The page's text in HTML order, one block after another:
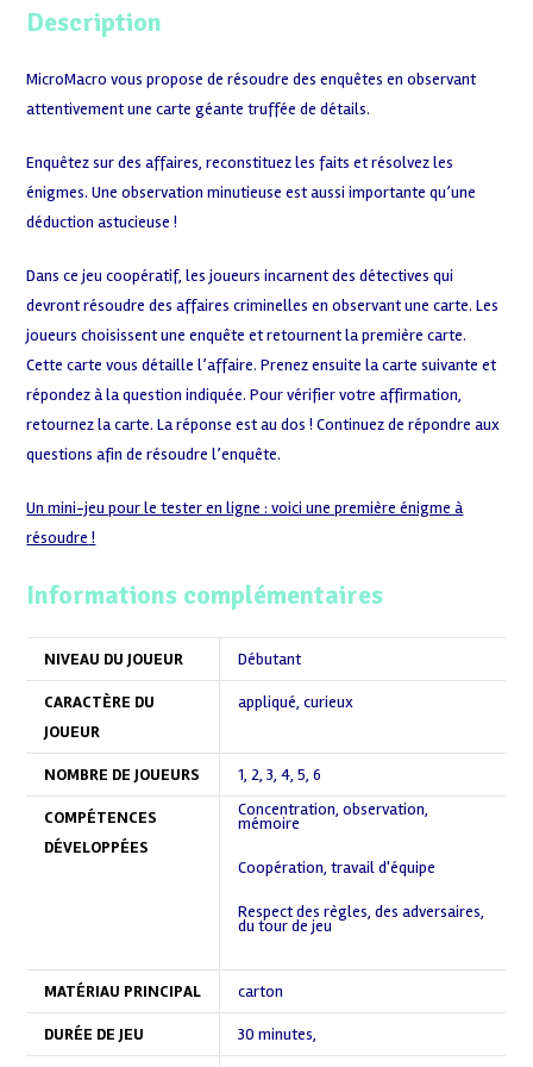
Description
MicroMacro vous propose de résoudre des enquêtes en observant
attentivement une carte géante truffée de détails.
Enquêtez sur des affaires, reconstituez les faits et résolvez les
énigmes. Une observation minutieuse est aussi importante qu’une
déduction astucieuse !
Dans ce jeu coopératif, les joueurs incarnent des détectives qui
devront résoudre des affaires criminelles en observant une carte. Les
joueurs choisissent une enquête et retournent la première carte.
Cette carte vous détaille l’affaire. Prenez ensuite la carte suivante et
répondez à la question indiquée. Pour vérifier votre affirmation,
retournez la carte. La réponse est au dos ! Continuez de répondre aux
questions afin de résoudre l’enquête.
Unmini-jeu pour le tester en ligne : voici une première énigme à
résoudre !
Informations complémentaires
NIVEAU DU JOUEUR Débutant
CARACTÈRE DU
JOUEUR
appliqué,curieux
NOMBRE DE JOUEURS 1,2,3,4,5,6
COMPÉTENCES
DÉVELOPPÉES
Concentration, observation,
mémoire
Coopération, travail d'équipe
Respect des règles, des adversaires,
du tour de jeu
MATÉRIAU PRINCIPAL carton
DURÉE DE JEU 30 minutes,